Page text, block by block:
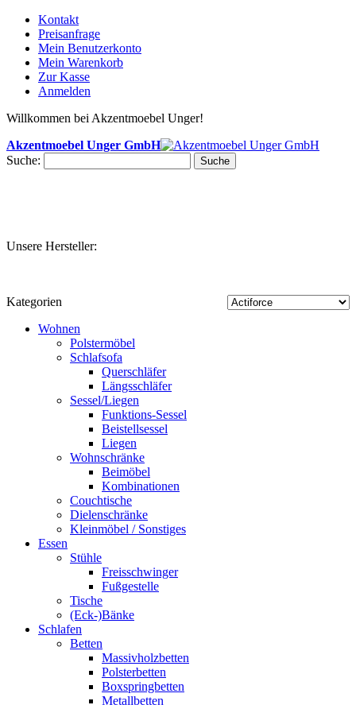
Kontakt
Preisanfrage
Mein Benutzerkonto
Mein Warenkorb
Zur Kasse
Anmelden
Willkommen bei Akzentmoebel Unger!
Akzentmoebel Unger GmbH
Suche:
Suche
Unsere Hersteller:
Kategorien
Wohnen
Polstermöbel
Schlafsofa
Querschläfer
Längsschläfer
Sessel/Liegen
Funktions-Sessel
Beistellsessel
Liegen
Wohnschränke
Beimöbel
Kombinationen
Couchtische
Dielenschränke
Kleinmöbel / Sonstiges
Essen
Stühle
Freisschwinger
Fußgestelle
Tische
(Eck-)Bänke
Schlafen
Betten
Massivholzbetten
Polsterbetten
Boxspringbetten
Metallbetten